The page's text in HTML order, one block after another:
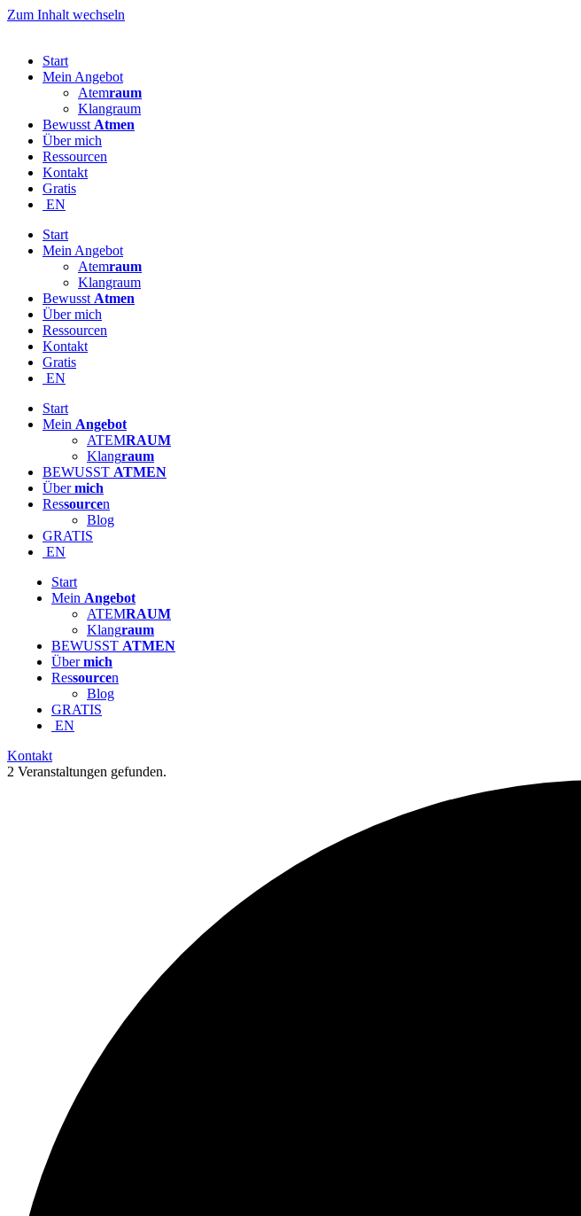
Zum Inhalt wechseln
Start
Mein Angebot
Atemraum
Klangraum
Bewusst Atmen
Über mich
Ressourcen
Kontakt
Gratis
EN
Start
Mein Angebot
Atemraum
Klangraum
Bewusst Atmen
Über mich
Ressourcen
Kontakt
Gratis
EN
Start
Mein Angebot
ATEMRAUM
Klangraum
BEWUSST ATMEN
Übermich
Ressourcen
Blog
GRATIS
EN
Start
Mein Angebot
ATEMRAUM
Klangraum
BEWUSST ATMEN
Übermich
Ressourcen
Blog
GRATIS
EN
Kontakt
2 Veranstaltungen gefunden.